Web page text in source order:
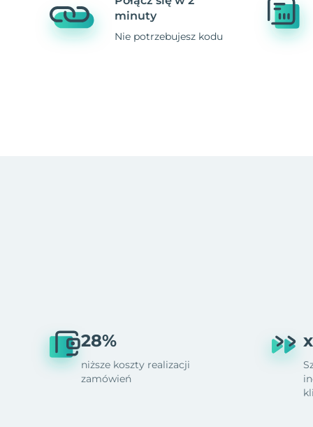
minuty
Nie potrzebujesz kodu
28%
niższe koszty realizacji
zamówień